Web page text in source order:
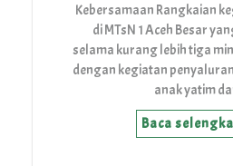
Kebersamaan Rangkaian
di MTsN 1 Aceh Besar
selama kurang lebih tiga
dengan kegiatan
anak yatim
Baca